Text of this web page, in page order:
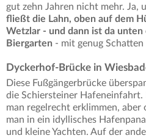
gut zehn Jahren nicht mehr. Ja,
fließt die Lahn, oben auf dem
Wetzlar - und dann ist da unten
Biergarten - mit genug
Dyckerhof-Brücke in
Diese Fußgängerbrücke
die Schiersteiner Hafeneinfahrt.
man regelrecht erklimmen, aber
man in ein idyllisches
und kleine Yachten. Auf der